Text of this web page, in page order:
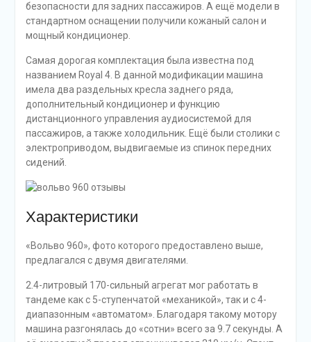
безопасности для задних пассажиров. А ещё модели в
стандартном оснащении получили кожаный салон и
мощный кондиционер.
Самая дорогая комплектация была известна под
названием Royal 4. В данной модификации машина
имела два раздельных кресла заднего ряда,
дополнительный кондиционер и функцию
дистанционного управления аудиосистемой для
пассажиров, а также холодильник. Ещё были столики с
электроприводом, выдвигаемые из спинок передних
сидений.
Характеристики
«Вольво 960», фото которого предоставлено выше,
предлагался с двумя двигателями.
2.4-литровый 170-сильный агрегат мог работать в
тандеме как с 5-ступенчатой «механикой», так и с 4-
диапазонным «автоматом». Благодаря такому мотору
машина разгонялась до «сотни» всего за 9.7 секунды. А